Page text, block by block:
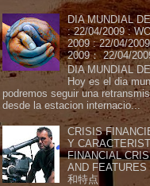
DIA MUNDIAL
: 22/04/2009 :
2009 : 22/04/
2009： 22/04/
DIA MUNDIAL
Hoy es el dia
podremos seguir una
desde la estacion internacio...
CRISIS
Y
FINANCIAL
AND
和特点